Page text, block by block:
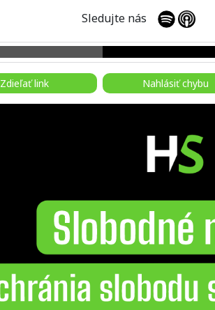
Sledujte nás
Zdieľať link Nahlásiť chybu